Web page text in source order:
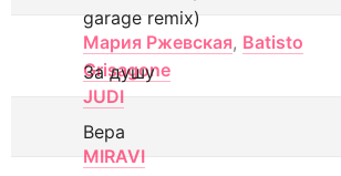
garage remix)
Мария Ржевская, Batisto
Grisagone
За душу
JUDI
Вера
MIRAVI